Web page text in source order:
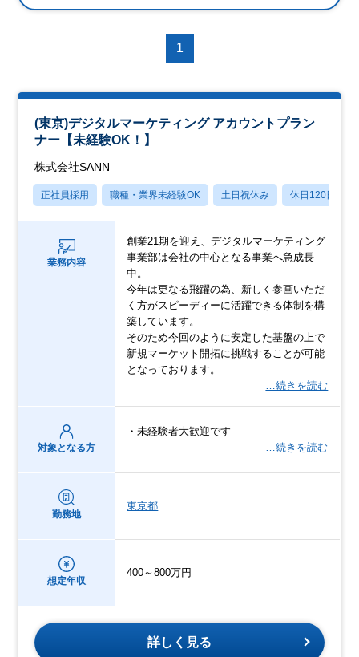
1
(東京)デジタルマーケティング アカウントプラン
ナー【未経験OK！】
株式会社SANN
正社員採用 職種・業界未経験OK 土日祝休み 休日120日以上
業務内容
創業21期を迎え、デジタルマーケティング
事業部は会社の中心となる事業へ急成長
中。
今年は更なる飛躍の為、新しく参画いただ
く方がスピーディーに活躍できる体制を構
築しています。
そのため今回のように安定した基盤の上で
新規マーケット開拓に挑戦することが可能
となっております。
…続きを読む
対象となる方
・未経験者大歓迎です
…続きを読む
勤務地
東京都
想定年収
400～800万円
詳しく見る